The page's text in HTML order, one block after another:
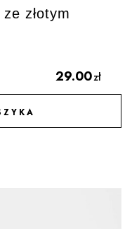
złotym
29.00zł